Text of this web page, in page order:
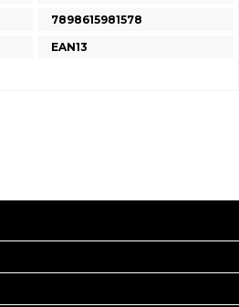
7898615981578
EAN13